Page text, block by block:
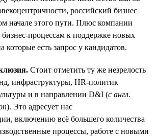
российский бизнес
начале этого пути. Плюс компании
процессам к поддержке новых
которые есть запрос у кандидатов.
Стоит отметить ту же незрелость
инфраструктуры, HR-политик
и в направлении D&I (с англ.
). Это адресует нас
включению всё большего количества
процессы, работе с новыми